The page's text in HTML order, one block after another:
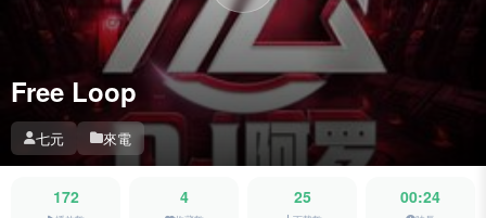
Free Loop
七元 來電
172 4 25 00:24